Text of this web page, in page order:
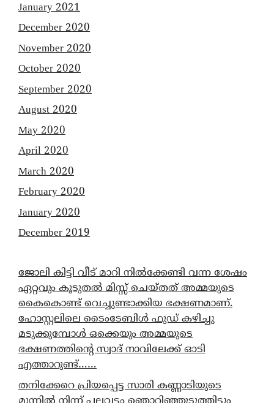
January 2021
December 2020
November 2020
October 2020
September 2020
August 2020
May 2020
April 2020
March 2020
February 2020
January 2020
December 2019
ജോലി കിട്ടി വീട് മാറി നിൽക്കേണ്ടി വന്ന ശേഷം
ഏറ്റവും കൂടുതൽ മിസ്സ് ചെയ്തത് അമ്മയുടെ
കൈകൊണ്ട് വെച്ചുണ്ടാക്കിയ ഭക്ഷണമാണ്.
ഹോസ്റ്റലിലെ ടൈംടേബിൾ ഫുഡ് കഴിച്ചു
മടുക്കുമ്പോൾ ഒക്കെയും അമ്മയുടെ
ഭക്ഷണത്തിന്റെ സ്വാദ് നാവിലേക്ക് ഓടി
എത്താറുണ്ട്……
തനിക്കേറെ പ്രിയപ്പെട്ട സാരി കണ്ണാടിയുടെ